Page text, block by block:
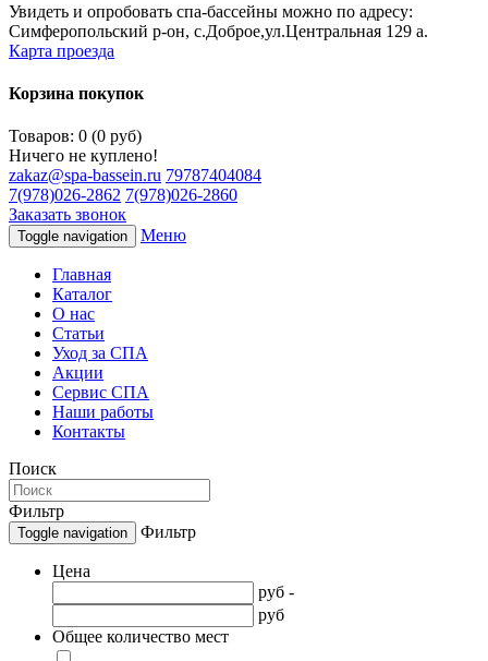
Увидеть и опробовать спа-бассейны можно по адресу:
Симферопольский р-он, с.Доброе,ул.Центральная 129 а.
Карта проезда
Корзина покупок
Товаров: 0 (0 руб)
Ничего не куплено!
zakaz@spa-bassein.ru 79787404084
7(978)026-2862 7(978)026-2860
Заказать звонок
Toggle navigation Меню
Главная
Каталог
О нас
Статьи
Уход за СПА
Акции
Сервис СПА
Наши работы
Контакты
Поиск
Фильтр
Toggle navigation Фильтр
Цена
руб -
руб
Общее количество мест